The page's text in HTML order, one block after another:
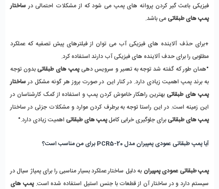
فیزیکی باعث گیر کردن پروانه های پمپ می شود که از مشکلات احتمالی در
پمپ های طبقاتی می باشد.
مطلوبی را برای حدف آلاینده های فیزیکی آب دارند استفاده کرد.
"همان طور که گفته شد توجه به تعمیر و سرویس دهی پمپ های طبقاتی
به برند پمپ اهمیت زیادی دارد. در کنار این در صورت بروز هر گونه مشکل در
پمپ های طبقاتی
این زمینه است. در این راستا توجه به برطرف کردن موارد و مشکلات جزئی در ساختار
پمپ های طبقاتی برای جلوگیری خرابی کامل پمپ های طبقاتی اهمیت زیادی دارد."
آیا پمپ طبقاتی عمودی پمپیران مدل PCR5-20 برای من مناسب است؟
پمپ طبقاتی عمودی پمپیران
سیستم دارد و در ساختار آن از قطعات با جنس استیل استفاده شده است.